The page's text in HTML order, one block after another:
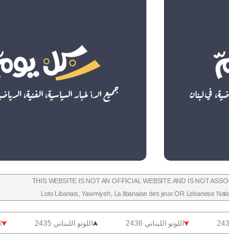
THIS WEBSITE IS NOT AN OFFICIAL WEBSITE AND IS NOT
Loto Libanais ,Yawmiyeh, La libanaise des jeux OR Lebanese
اللوتو اللبناني 2436 اللوتو اللبناني 2435